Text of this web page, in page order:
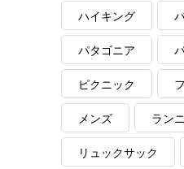
ハイキング
パタゴニア
ピクニック
メンズ ラン
リュックサック